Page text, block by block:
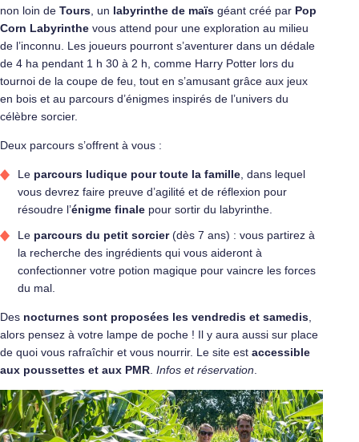
non loin de Tours , un labyrinthe de maïs géant créé par Pop
Corn Labyrinthe vous attend pour une exploration au milieu
de l’inconnu. Les joueurs pourront s’aventurer dans un dédale
de 4 ha pendant 1 h 30 à 2 h, comme Harry Potter lors du
tournoi de la coupe de feu, tout en s’amusant grâce aux jeux
en bois et au parcours d’énigmes inspirés de l’univers du
célèbre sorcier.
Deux parcours s’offrent à vous :
Le parcours ludique pour toute la famille , dans lequel
vous devrez faire preuve d’agilité et de réflexion pour
résoudre l’énigme finale pour sortir du labyrinthe.
Le parcours du petit sorcier(dès 7 ans) : vous partirez à
la recherche des ingrédients qui vous aideront à
confectionner votre potion magique pour vaincre les forces
du mal.
Des nocturnes sont proposées les vendredis et samedis
alors pensez à votre lampe de poche ! Il y aura aussi sur place
de quoi vous rafraîchir et vous nourrir. Le site est accessible
aux poussettes et aux PMR Infos et réservation